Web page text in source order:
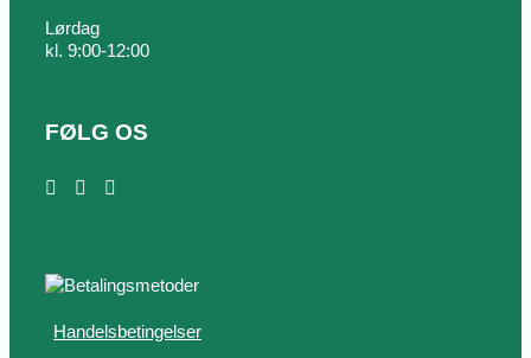
Lørdag
kl. 9:00-12:00
FØLG OS
Handelsbetingelser